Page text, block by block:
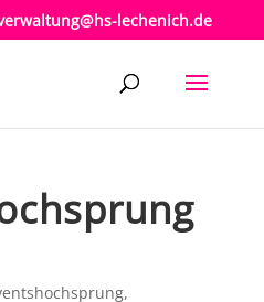
lechenich.de
,